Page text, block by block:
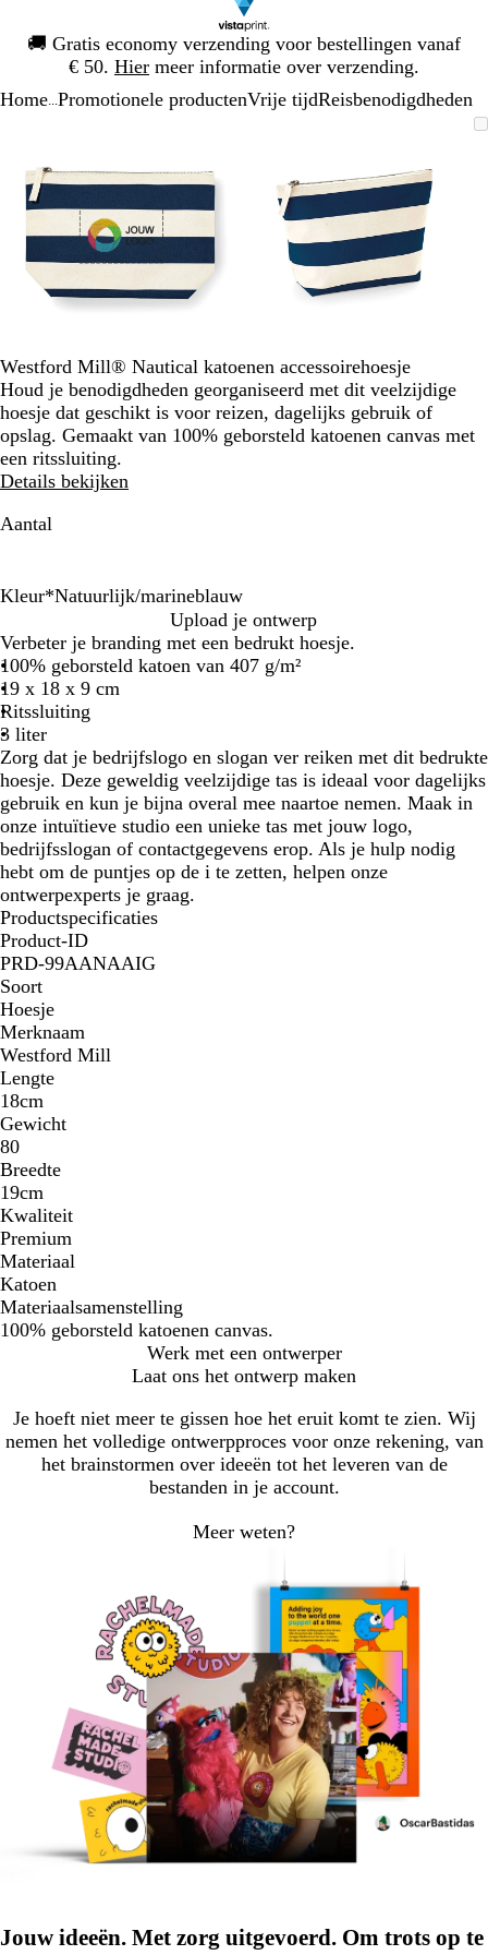
🚚 Gratis economy verzending voor bestellingen vanaf
€ 50. Hier meer informatie over verzending.
1
Home Promotionele productenVrije tijdReisbenodigdheden
minimum
uit
te
vouwen
en
mintoetsen
om
te
zoomen
pijltjestoetsen
zwenken
minimum
te
vouwen
mintoetsen
om
te
zoomen
en
zwenken
van
Westford Mill® Nautical katoenen accessoirehoesje
Houd je benodigdheden georganiseerd met dit veelzijdige
hoesje dat geschikt is voor reizen, dagelijks gebruik of
opslag. Gemaakt van 100% geborsteld katoenen canvas met
een ritssluiting.
Details bekijken
Aantal
Kleur*Natuurlijk/marineblauw
a
t
u
r
e
l
/
g
r
i
j
s
a
t
u
u
r
l
i
j
k
/
m
a
r
i
n
e
b
l
a
u
w
a
t
u
r
e
l
/
r
o
z
e
Upload je ontwerp
Verbeter je branding met een bedrukt hoesje.
100% geborsteld katoen van 407 g/m²
19 x 18 x 9 cm
Ritssluiting
3 liter
Zorg dat je bedrijfslogo en slogan ver reiken met dit bedrukte
hoesje. Deze geweldig veelzijdige tas is ideaal voor dagelijks
gebruik en kun je bijna overal mee naartoe nemen. Maak in
onze intuïtieve studio een unieke tas met jouw logo,
bedrijfsslogan of contactgegevens erop. Als je hulp nodig
hebt om de puntjes op de i te zetten, helpen onze
ontwerpexperts je graag.
Productspecificaties
Product-ID
PRD-99AANAAIG
Soort
Hoesje
Merknaam
Westford Mill
Lengte
18cm
Gewicht
80
Breedte
19cm
Kwaliteit
Premium
Materiaal
Katoen
Materiaalsamenstelling
100% geborsteld katoenen canvas.
Werk met een ontwerper
Laat ons het ontwerp maken
Je hoeft niet meer te gissen hoe het eruit komt te zien. Wij
nemen het volledige ontwerpproces voor onze rekening, van
het brainstormen over ideeën tot het leveren van de
bestanden in je account.
Meer weten?
Jouw ideeën. Met zorg uitgevoerd. Om trots op te